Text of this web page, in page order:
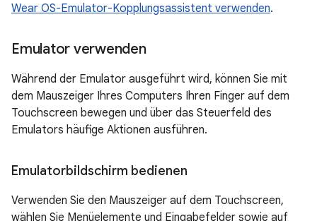
Wear OS-Emulator-Kopplungsassistent verwenden.
Emulator verwenden
Während der Emulator ausgeführt wird, können Sie mit
dem Mauszeiger Ihres Computers Ihren Finger auf dem
Touchscreen bewegen und über das Steuerfeld des
Emulators häufige Aktionen ausführen.
Emulatorbildschirm bedienen
Verwenden Sie den Mauszeiger auf dem Touchscreen,
wählen Sie Menüelemente und Eingabefelder sowie auf